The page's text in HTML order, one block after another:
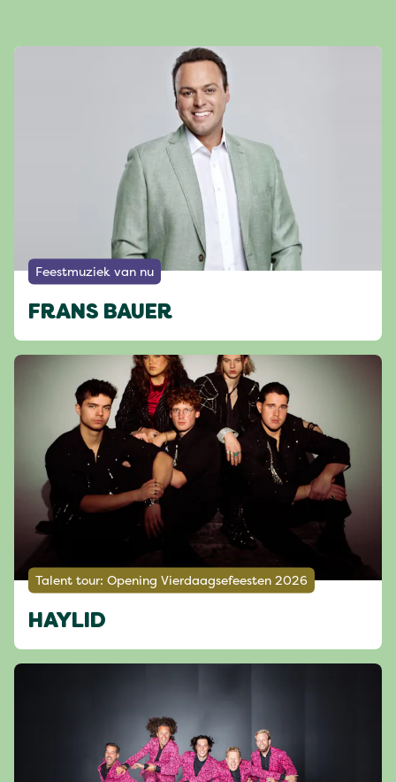
Feestmuziek van nu
FRANS BAUER
Talent tour: Opening Vierdaagsefeesten 2026
HAYLID